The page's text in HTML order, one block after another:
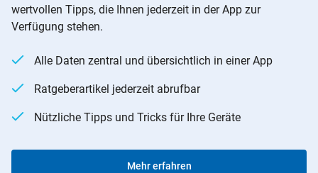
wertvollen Tipps, die Ihnen jederzeit in der App zur
Verfügung stehen.
Alle Daten zentral und übersichtlich in einer App
Ratgeberartikel jederzeit abrufbar
Nützliche Tipps und Tricks für Ihre Geräte
Mehr erfahren